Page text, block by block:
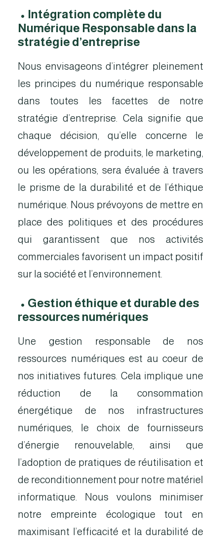
• Intégration complète du
Numérique Responsable dans la
stratégie d’entreprise
Nous envisageons d’intégrer pleinement
les principes du numérique responsable
dans toutes les facettes de notre
stratégie d’entreprise. Cela signifie que
chaque décision, qu’elle concerne le
développement de produits, le marketing,
ou les opérations, sera évaluée à travers
le prisme de la durabilité et de l’éthique
numérique. Nous prévoyons de mettre en
place des politiques et des procédures
qui garantissent que nos activités
commerciales favorisent un impact positif
sur la société et l’environnement.
• Gestion éthique et durable des
ressources numériques
Une gestion responsable de nos
ressources numériques est au coeur de
nos initiatives futures. Cela implique une
réduction de la consommation
énergétique de nos infrastructures
numériques, le choix de fournisseurs
d’énergie renouvelable, ainsi que
l’adoption de pratiques de réutilisation et
de reconditionnement pour notre matériel
informatique. Nous voulons minimiser
notre empreinte écologique tout en
maximisant l’efficacité et la durabilité de